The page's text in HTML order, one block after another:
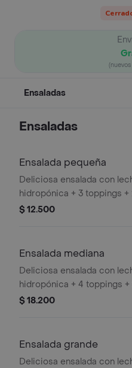
Ensaladas
Ensaladas
Ensalada pequeña
Deliciosa ensalada con
hidropónica + 3 toppings +
aderezos + 1 proteína
$ 12.500
Ensalada mediana
Deliciosa ensalada con
hidropónica + 4 toppings +
aderezos + 1 proteína
$ 18.200
Ensalada grande
Deliciosa ensalada con